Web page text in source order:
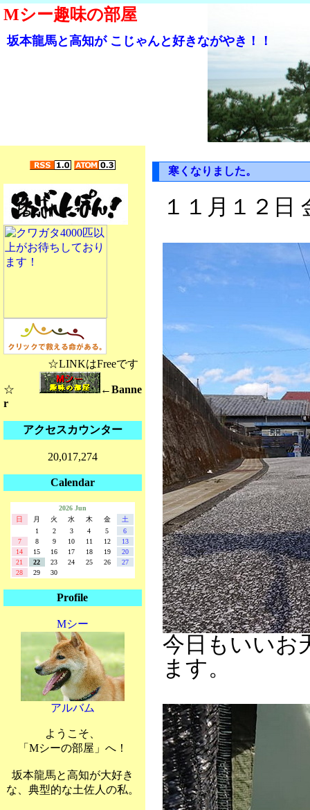
Mシー趣味の部屋
坂本龍馬と高知が こじゃんと好きながやき！！
☆LINKはFreeです
☆
←Banne
r
アクセスカウンター
20,017,274
Calendar
2026 Jun
日
月 火 水 木 金
土
1
2 3 4 5
6
7
8 9 10 11 12
13
14
15 16 17 18 19
20
21
22 23 24 25 26
27
28
29 30
Profile
Mシー
アルバム
ようこそ、
「Mシーの部屋」へ！
坂本龍馬と高知が大好き
な、典型的な土佐人の私。
寒くなりました。
１１月１２日
今日もいいお
ます。